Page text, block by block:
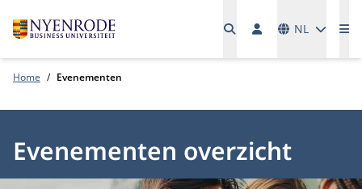
NL
Home Evenementen
Evenementen overzicht